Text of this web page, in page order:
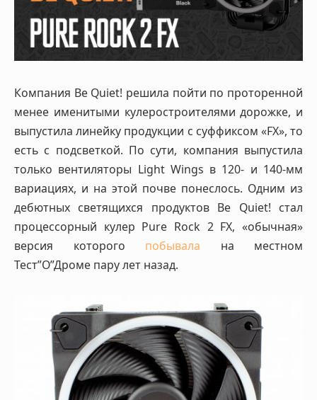
Компания Be Quiet! решила пойти по проторенной
менее именитыми кулеростроителями дорожке, и
выпустила линейку продукции с суффиксом «FX», то
есть с подсветкой. По сути, компания выпустила
только вентиляторы Light Wings в 120- и 140-мм
вариациях, и на этой почве понеслось. Одним из
дебютных светящихся продуктов Be Quiet! стал
процессорный кулер Pure Rock 2 FX, «обычная»
версия которого побывала на местном
Тест”О”Дроме пару лет назад.